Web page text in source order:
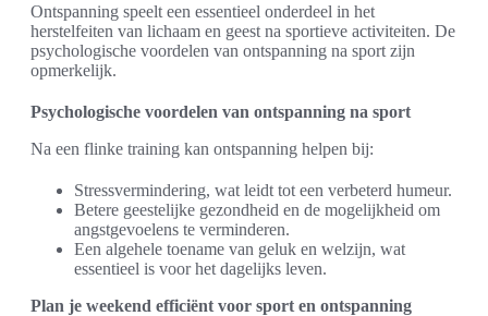
Ontspanning speelt een essentieel onderdeel in het
herstelfeiten van lichaam en geest na sportieve activiteiten. De
psychologische voordelen van ontspanning na sport zijn
opmerkelijk.
Psychologische voordelen van ontspanning na sport
Na een flinke training kan ontspanning helpen bij:
Stressvermindering, wat leidt tot een verbeterd humeur.
Betere geestelijke gezondheid en de mogelijkheid om
angstgevoelens te verminderen.
Een algehele toename van geluk en welzijn, wat
essentieel is voor het dagelijks leven.
Plan je weekend efficiënt voor sport en ontspanning